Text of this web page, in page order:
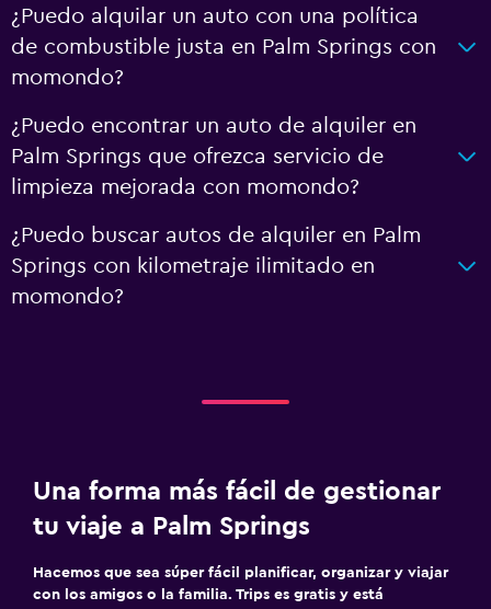
¿Puedo alquilar un auto con una política
de combustible justa en Palm Springs con
momondo?
¿Puedo encontrar un auto de alquiler en
Palm Springs que ofrezca servicio de
limpieza mejorada con momondo?
¿Puedo buscar autos de alquiler en Palm
Springs con kilometraje ilimitado en
momondo?
Una forma más fácil de gestionar
tu viaje a Palm Springs
Hacemos que sea súper fácil planificar, organizar y viajar
con los amigos o la familia. Trips es gratis y está